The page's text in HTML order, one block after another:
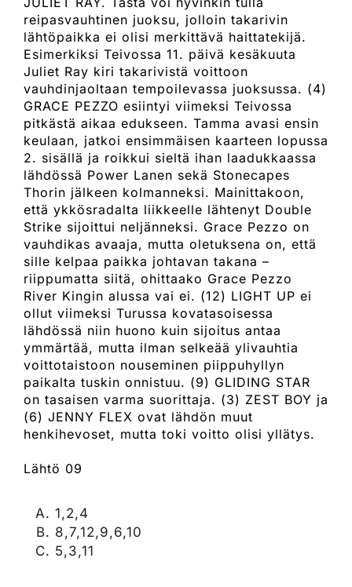
reipasvauhtinen juoksu, jolloin takarivin
lähtöpaikka ei olisi merkittävä haittatekijä.
Esimerkiksi Teivossa 11. päivä kesäkuuta
Juliet Ray kiri takarivistä voittoon
vauhdinjaoltaan tempoilevassa juoksussa. (4)
GRACE PEZZO esiintyi viimeksi Teivossa
pitkästä aikaa edukseen. Tamma avasi ensin
keulaan, jatkoi ensimmäisen kaarteen lopussa
2. sisällä ja roikkui sieltä ihan laadukkaassa
lähdössä Power Lanen sekä Stonecapes
Thorin jälkeen kolmanneksi. Mainittakoon,
että ykkösradalta liikkeelle lähtenyt Double
Strike sijoittui neljänneksi. Grace Pezzo on
vauhdikas avaaja, mutta oletuksena on, että
sille kelpaa paikka johtavan takana –
riippumatta siitä, ohittaako Grace Pezzo
River Kingin alussa vai ei. (12) LIGHT UP ei
ollut viimeksi Turussa kovatasoisessa
lähdössä niin huono kuin sijoitus antaa
ymmärtää, mutta ilman selkeää ylivauhtia
voittotaistoon nouseminen piippuhyllyn
paikalta tuskin onnistuu. (9) GLIDING STAR
on tasaisen varma suorittaja. (3) ZEST BOY ja
(6) JENNY FLEX ovat lähdön muut
henkihevoset, mutta toki voitto olisi yllätys.
Lähtö 09
1,2,4
8,7,12,9,6,10
5,3,11